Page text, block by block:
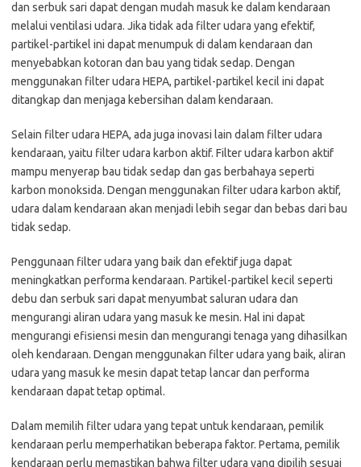
dan serbuk sari dapat dengan mudah masuk ke dalam kendaraan
melalui ventilasi udara. Jika tidak ada filter udara yang efektif,
partikel-partikel ini dapat menumpuk di dalam kendaraan dan
menyebabkan kotoran dan bau yang tidak sedap. Dengan
menggunakan filter udara HEPA, partikel-partikel kecil ini dapat
ditangkap dan menjaga kebersihan dalam kendaraan.
Selain filter udara HEPA, ada juga inovasi lain dalam filter udara
kendaraan, yaitu filter udara karbon aktif. Filter udara karbon aktif
mampu menyerap bau tidak sedap dan gas berbahaya seperti
karbon monoksida. Dengan menggunakan filter udara karbon aktif,
udara dalam kendaraan akan menjadi lebih segar dan bebas dari bau
tidak sedap.
Penggunaan filter udara yang baik dan efektif juga dapat
meningkatkan performa kendaraan. Partikel-partikel kecil seperti
debu dan serbuk sari dapat menyumbat saluran udara dan
mengurangi aliran udara yang masuk ke mesin. Hal ini dapat
mengurangi efisiensi mesin dan mengurangi tenaga yang dihasilkan
oleh kendaraan. Dengan menggunakan filter udara yang baik, aliran
udara yang masuk ke mesin dapat tetap lancar dan performa
kendaraan dapat tetap optimal.
Dalam memilih filter udara yang tepat untuk kendaraan, pemilik
kendaraan perlu memperhatikan beberapa faktor. Pertama, pemilik
kendaraan perlu memastikan bahwa filter udara yang dipilih sesuai